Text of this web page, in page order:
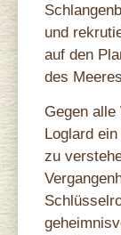
und
auf den
des
Gegen alle
Loglard
zu